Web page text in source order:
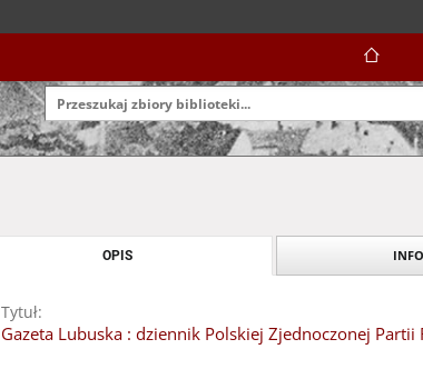
OPIS
Tytuł:
Gazeta Lubuska : dziennik Polskiej Zjednoczonej